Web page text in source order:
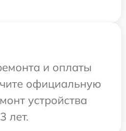
и оплаты
официальную
устройства
лет.